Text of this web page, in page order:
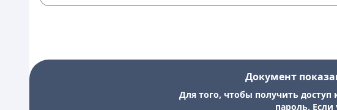
Документ
Для того, чтобы получить
пароль. Если